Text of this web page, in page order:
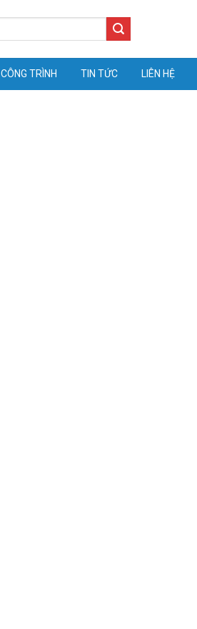
CÔNG TRÌNH TIN TỨC LIÊN HỆ